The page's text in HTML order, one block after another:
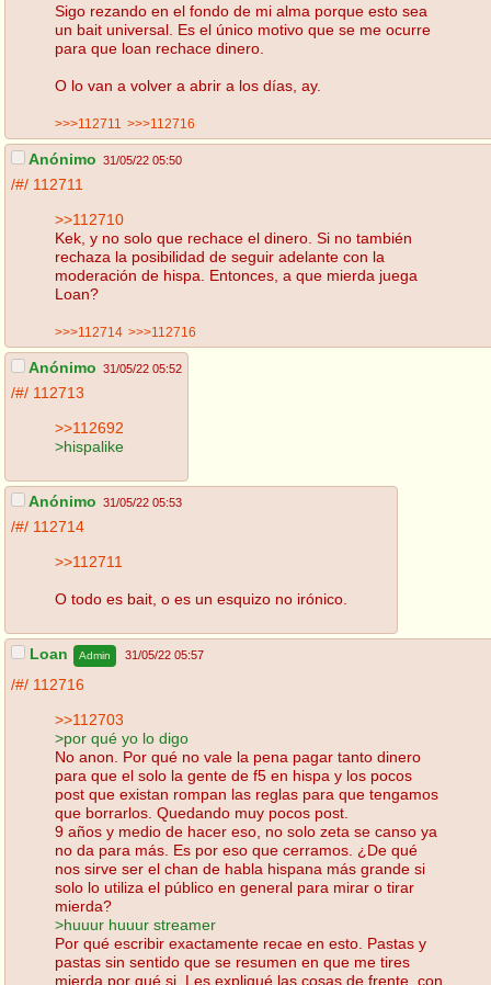
Sigo rezando en el fondo de mi alma porque esto sea
un bait universal. Es el único motivo que se me ocurre
para que loan rechace dinero.
O lo van a volver a abrir a los días, ay.
>>>112711 >>>112716
Anónimo 31/05/22 05:50
/#/ 112711
>>112710
Kek, y no solo que rechace el dinero. Si no también
rechaza la posibilidad de seguir adelante con la
moderación de hispa. Entonces, a que mierda juega
Loan?
>>>112714 >>>112716
Anónimo 31/05/22 05:52
/#/ 112713
>>112692
>hispalike
Anónimo 31/05/22 05:53
/#/ 112714
>>112711
O todo es bait, o es un esquizo no irónico.
Loan Admin 31/05/22 05:57
/#/ 112716
>>112703
>por qué yo lo digo
No anon. Por qué no vale la pena pagar tanto dinero
para que el solo la gente de f5 en hispa y los pocos
post que existan rompan las reglas para que tengamos
que borrarlos. Quedando muy pocos post.
9 años y medio de hacer eso, no solo zeta se canso ya
no da para más. Es por eso que cerramos. ¿De qué
nos sirve ser el chan de habla hispana más grande si
solo lo utiliza el público en general para mirar o tirar
mierda?
>huuur huuur streamer
Por qué escribir exactamente recae en esto. Pastas y
pastas sin sentido que se resumen en que me tires
mierda por qué si. Les expliqué las cosas de frente, con